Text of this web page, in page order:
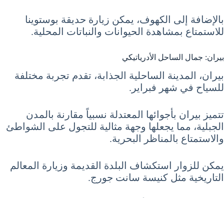
بالإضافة إلى الكهوف، يمكن زيارة حديقة بوستوينا
للاستمتاع بمشاهدة الحيوانات والنباتات المحلية.
بيران: جمال الساحل الأدرياتيكي
بيران، المدينة الساحلية الجذابة، تقدم تجربة مختلفة
للسياح في شهر فبراير.
تتميز بيران بأجوائها المعتدلة نسبياً مقارنة بالمدن
الجبلية، مما يجعلها وجهة مثالية للتجول على الشواطئ
والاستمتاع بالمناظر البحرية.
يمكن للزوار استكشاف البلدة القديمة وزيارة المعالم
التاريخية مثل كنيسة سانت جورج.